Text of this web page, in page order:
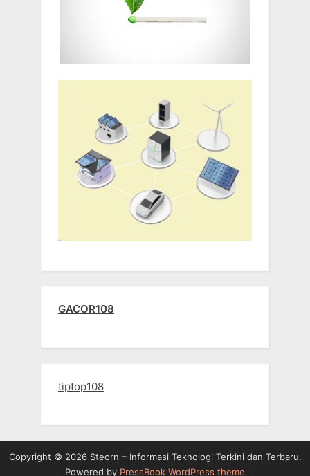
GACOR108
tiptop108
Copyright © 2026 Steorn – Informasi Teknologi Terkini dan Terbaru.
Powered by PressBook WordPress theme